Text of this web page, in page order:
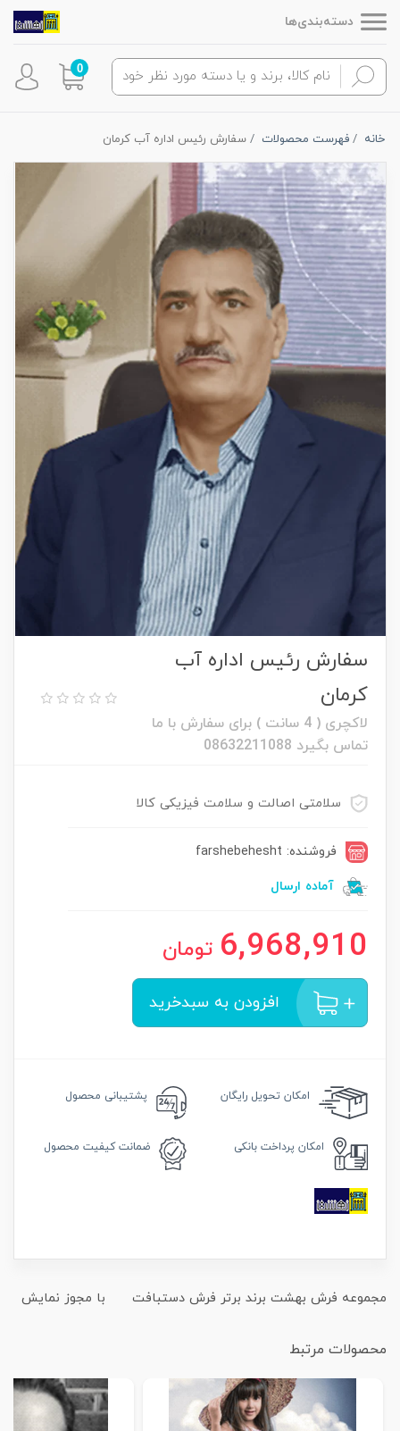
دسته‌بندی‌ها
0
خانه فهرست محصولات سفارش رئیس اداره آب کرمان
سفارش رئیس اداره آب
کرمان
لاکچری ( 4 سانت ) برای سفارش با ما
تماس بگیرد 08632211088
سلامتی اصالت و سلامت فیزیکی کالا
فروشنده: farshebehesht
آماده ارسال
6,968,910 تومان
افزودن به سبدخرید
امکان تحویل رایگان پشتیبانی محصول
امکان پرداخت بانکی ضمانت کیفیت محصول
مجموعه فرش بهشت برند برتر فرش دستبافت با مجوز نمایش
محصولات مرتبط